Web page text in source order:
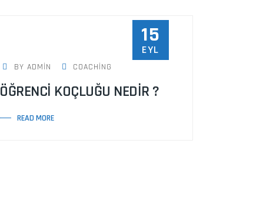
15
EYL
BY ADMIN COACHING
ÖĞRENCİ KOÇLUĞU NEDİR ?
READ MORE